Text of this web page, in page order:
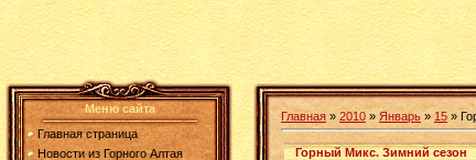
Меню сайта
Главная страница
Новости из Горного Алтая
Главная » 2010 » Январь » 15 »
Горный Микс. Зимний сезон